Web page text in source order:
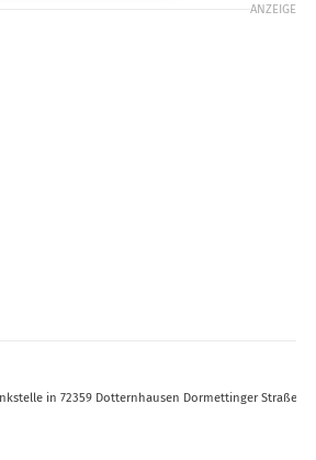
ANZEIGE
in 72359 Dotternhausen Dormettinger Straße 13